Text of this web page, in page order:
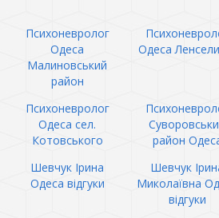
Психоневролог
Одеса
Малиновський
район
Одеса
Психоневролог
Одеса сел.
Котовського
район
Шевчук Ірина
Одеса відгуки
Шевчук
Миколаївна
відгуки